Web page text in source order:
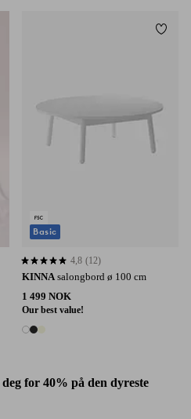
til favoritter
for 40% på den dyreste
KINNA salongbord ø 100 cm
1 499 NOK
Our best value!
3 farger
4,8 basert på 12 karaktergivninger
4,8 (12)
Basic
Legg